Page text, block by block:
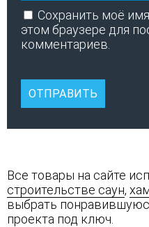
Сохранить моё
этом браузере для
комментариев.
Все товары на сайте
строительстве саун,
выбрать
проекта под ключ.